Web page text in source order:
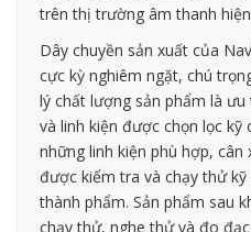
trên thị trường âm thanh
Dây chuyền sản xuất của
cực kỳ nghiêm ngặt, chú
lý chất lượng sản phẩm là
và linh kiện được chọn lọc kỹ
những linh kiện phù hợp, cân
được kiểm tra và chạy thử
thành phẩm. Sản phẩm sau
chạy thử, nghe thử và đo